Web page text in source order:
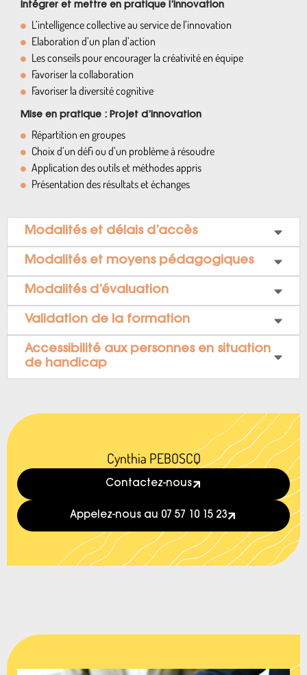
Intégrer et mettre en pratique l’innovation
L’intelligence collective au service de l’innovation
Elaboration d’un plan d’action
Les conseils pour encourager la créativité en équipe
Favoriser la collaboration
Favoriser la diversité cognitive
Mise en pratique : Projet d’innovation
Répartition en groupes
Choix d’un défi ou d’un problème à résoudre
Application des outils et méthodes appris
Présentation des résultats et échanges
Modalités et délais d’accès
Modalités et moyens pédagogiques
Modalités d’évaluation
Validation de la formation
Accessibilité aux personnes en situation
de handicap
Cynthia PEBOSCQ
Contactez-nous
Appelez-nous au 07 57 10 15 23